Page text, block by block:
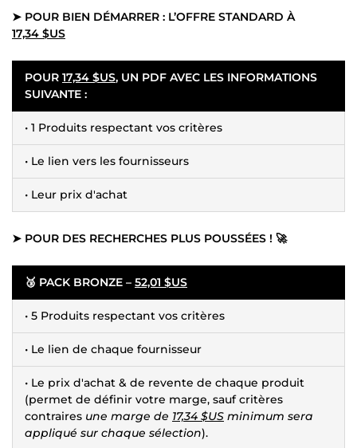
➤ POUR BIEN DÉMARRER : L’OFFRE STANDARD À
17,34 $US
POUR 17,34 $US, UN PDF AVEC LES INFORMATIONS
SUIVANTE :
• 1 Produits respectant vos critères
• Le lien vers les fournisseurs
• Leur prix d'achat
➤ POUR DES RECHERCHES PLUS POUSSÉES ! 🚀
🥉 PACK BRONZE – 52,01 $US
• 5 Produits respectant vos critères
• Le lien de chaque fournisseur
• Le prix d'achat & de revente de chaque produit
(permet de définir votre marge, sauf critères
contraires une marge de 17,34 $US minimum sera
appliqué sur chaque sélection).